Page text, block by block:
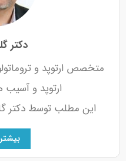
دکتر
متخصص ارتوپد و
ارتوپد و
این مطلب توسط دکتر